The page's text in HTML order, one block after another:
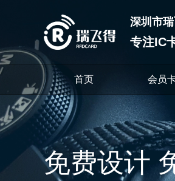
深圳市
专注IC
首页 会员
免费设计